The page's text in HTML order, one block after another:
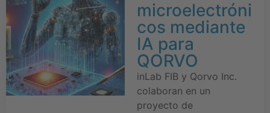
microelectróni
cos mediante
IA para
QORVO
inLab FIB y Qorvo Inc.
colaboran en un
proyecto de